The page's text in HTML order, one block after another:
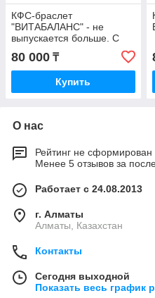
КФС-браслет
"ВИТАБАЛАНС" - не
выпускается больше. С
ВИТРИНЫ
80 000 ₸
Купить
О нас
Рейтинг не сформирован
Менее 5 отзывов за
Работает с 24.08.2013
г. Алматы
Алматы, Казахстан
Контакты
Сегодня выходной
Показать весь график